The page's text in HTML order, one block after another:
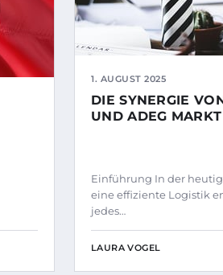
1. AUGUST 2025
DIE SYNERGIE
UND ADEG
Einführung In der
eine effiziente Logistik
jedes…
LAURA VOGEL